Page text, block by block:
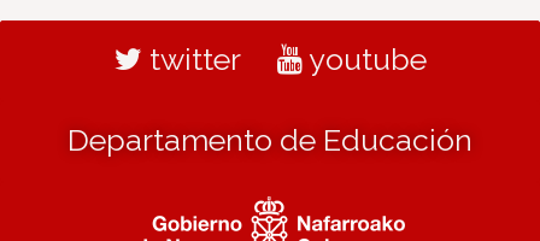
twitter youtube
Departamento de Educación